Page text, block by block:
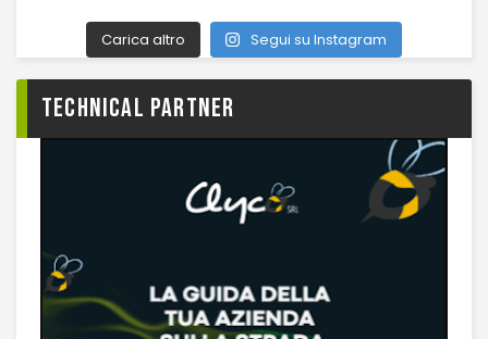
Carica altro Segui su Instagram
TECHNICAL PARTNER